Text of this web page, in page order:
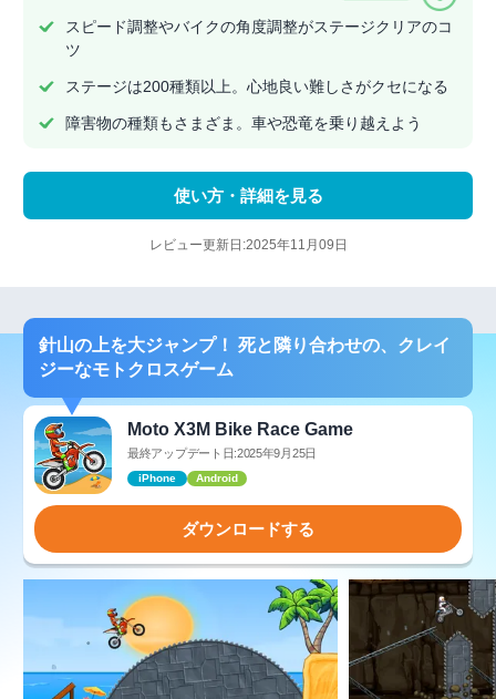
スピード調整やバイクの角度調整がステージクリアのコ
ツ
ステージは200種類以上。心地良い難しさがクセになる
障害物の種類もさまざま。車や恐竜を乗り越えよう
使い方・詳細を見る
レビュー更新日:2025年11月09日
針山の上を大ジャンプ！ 死と隣り合わせの、クレイ
ジーなモトクロスゲーム
Moto X3M Bike Race Game
最終アップデート日:2025年9月25日
iPhone Android
ダウンロードする